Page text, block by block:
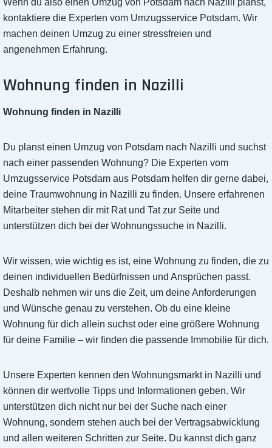
Wenn du also einen Umzug von Potsdam nach Nazilli planst,
kontaktiere die Experten vom Umzugsservice Potsdam. Wir
machen deinen Umzug zu einer stressfreien und
angenehmen Erfahrung.
Wohnung finden in Nazilli
Wohnung finden in Nazilli
Du planst einen Umzug von Potsdam nach Nazilli und suchst
nach einer passenden Wohnung? Die Experten vom
Umzugsservice Potsdam aus Potsdam helfen dir gerne dabei,
deine Traumwohnung in Nazilli zu finden. Unsere erfahrenen
Mitarbeiter stehen dir mit Rat und Tat zur Seite und
unterstützen dich bei der Wohnungssuche in Nazilli.
Wir wissen, wie wichtig es ist, eine Wohnung zu finden, die zu
deinen individuellen Bedürfnissen und Ansprüchen passt.
Deshalb nehmen wir uns die Zeit, um deine Anforderungen
und Wünsche genau zu verstehen. Ob du eine kleine
Wohnung für dich allein suchst oder eine größere Wohnung
für deine Familie – wir finden die passende Immobilie für dich.
Unsere Experten kennen den Wohnungsmarkt in Nazilli und
können dir wertvolle Tipps und Informationen geben. Wir
unterstützen dich nicht nur bei der Suche nach einer
Wohnung, sondern stehen auch bei der Vertragsabwicklung
und allen weiteren Schritten zur Seite. Du kannst dich ganz